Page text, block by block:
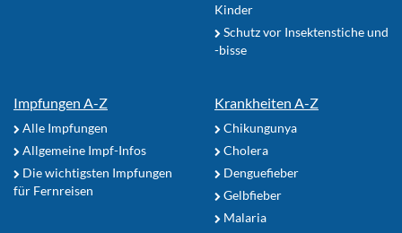
Kinder
Schutz vor Insektenstiche und
-bisse
Impfungen A-Z
Alle Impfungen
Allgemeine Impf-Infos
Die wichtigsten Impfungen
für Fernreisen
Krankheiten A-Z
Chikungunya
Cholera
Denguefieber
Gelbfieber
Malaria